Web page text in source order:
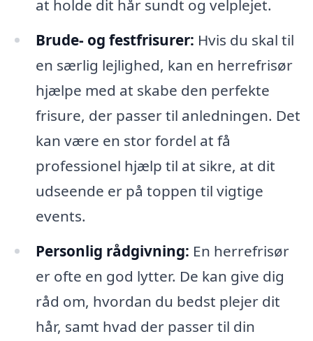
at holde dit hår sundt og velplejet.
Brude- og festfrisurer: Hvis du skal til
en særlig lejlighed, kan en herrefrisør
hjælpe med at skabe den perfekte
frisure, der passer til anledningen. Det
kan være en stor fordel at få
professionel hjælp til at sikre, at dit
udseende er på toppen til vigtige
events.
Personlig rådgivning: En herrefrisør
er ofte en god lytter. De kan give dig
råd om, hvordan du bedst plejer dit
hår, samt hvad der passer til din